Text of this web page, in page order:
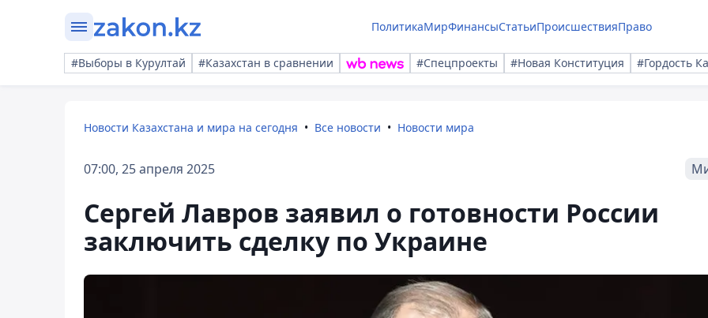
ПолитикаМирФинансыСтатьиПроисшествияПраво
#Выборы в Курултай #Казахстан в сравнении #Спецпроекты #Новая Конституция #Гордость
Новости Казахстана и мира на сегодня Все новости Новости мира
07:00, 25 апреля 2025
Сергей Лавров заявил о готовности России
заключить сделку по Украине